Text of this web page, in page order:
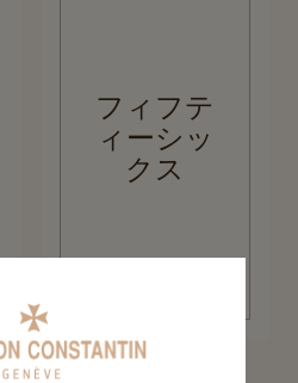
フィフテ
ィーシッ
クス